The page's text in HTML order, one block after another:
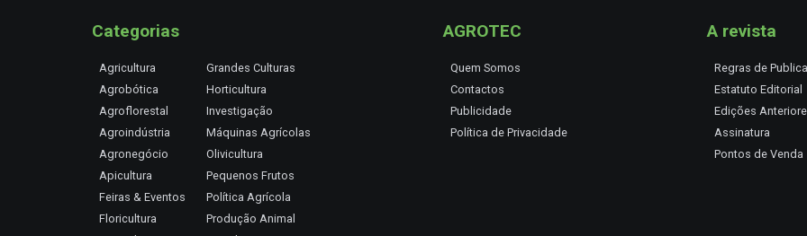
Categorias
Agricultura
Agrobótica
Agroflorestal
Agroindústria
Agronegócio
Apicultura
Feiras & Eventos
Floricultura
Grandes Culturas
Horticultura
Investigação
Máquinas Agrícolas
Olivicultura
Pequenos Frutos
Política Agrícola
Produção Animal
AGROTEC
Quem Somos
Contactos
Publicidade
Política de Privacidade
A revista
Regras de
Estatuto Editorial
Edições
Assinatura
Pontos de Venda